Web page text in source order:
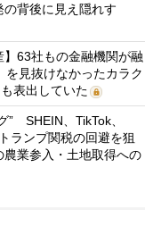
背後に見え隠れす
】63社もの金融機関が融
見抜けなかったカラク
表出していた
” SHEIN、TikTok、
ランプ関税の回避を狙
業参入・土地取得への